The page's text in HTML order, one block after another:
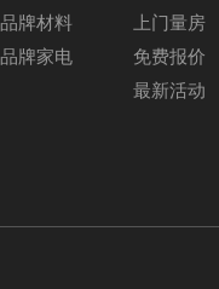
品牌材料
品牌家电
上门量房
免费报价
最新活动